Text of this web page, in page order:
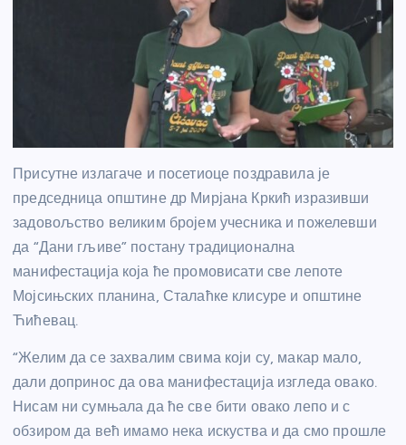
Присутне излагаче и посетиоце поздравила је
председница општине др Мирјана Кркић изразивши
задовољство великим бројем учесника и пожелевши
да “Дани гљиве” постану традиционална
манифестација која ће промовисати све лепоте
Мојсињских планина, Сталаћке клисуре и општине
Ћићевац.
“Желим да се захвалим свима који су, макар мало,
дали допринос да ова манифестација изгледа овако.
Нисам ни сумњала да ће све бити овако лепо и с
обзиром да већ имамо нека искуства и да смо прошле